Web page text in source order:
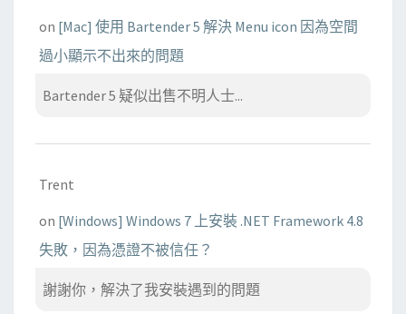
on [Mac] 使用 Bartender 5 解決 Menu icon 因為空間
過小顯示不出來的問題
Bartender 5 疑似出售不明人士...
Trent
on [Windows] Windows 7 上安裝 .NET Framework 4.8
失敗，因為憑證不被信任？
謝謝你，解決了我安裝遇到的問題